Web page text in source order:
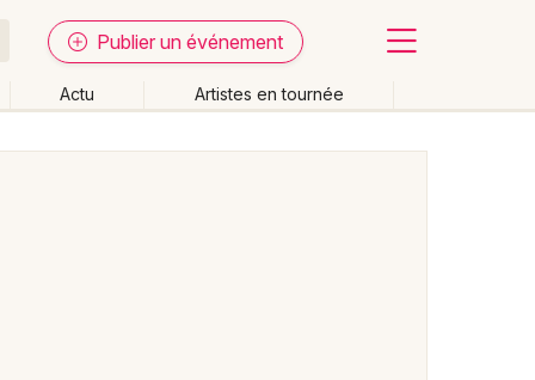
Publier un événement
Actu Artistes en tournée